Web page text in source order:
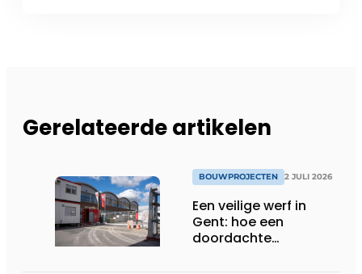
Gerelateerde artikelen
BOUWPROJECTEN 2 JULI 2026
Een veilige werf in
Gent: hoe een
doordachte